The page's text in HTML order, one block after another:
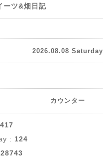
ーツ&畑日記
2026.08.08 Saturday
カウンター
417
: 124